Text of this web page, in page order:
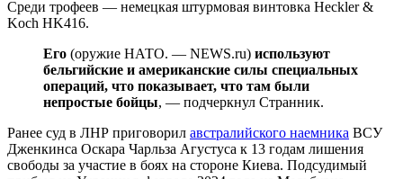
Среди трофеев — немецкая штурмовая винтовка Heckler &
Koch HK416.
Его (оружие НАТО. — NEWS.ru) используют
бельгийские и американские силы специальных
операций, что показывает, что там были
непростые бойцы, — подчеркнул Странник.
Ранее суд в ЛНР приговорил австралийского наемника ВСУ
Дженкинса Оскара Чарльза Агустуса к 13 годам лишения
свободы за участие в боях на стороне Киева. Подсудимый